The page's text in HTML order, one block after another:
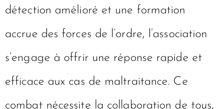
détection amélioré et une formation
accrue des forces de l’ordre, l’association
s’engage à offrir une réponse rapide et
efficace aux cas de maltraitance. Ce
combat nécessite la collaboration de tous,